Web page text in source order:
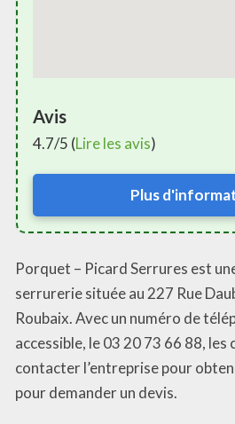
Avis
4.7/5 (Lire les avis)
Plus
Porquet – Picard Serrures est
serrurerie située au 227 Rue
Roubaix. Avec un numéro de
accessible, le 03 20 73 66 88, les
contacter l’entreprise pour
pour demander un devis.